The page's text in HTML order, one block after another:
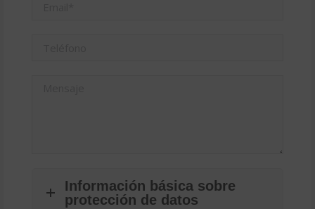
Información básica sobre
protección de datos